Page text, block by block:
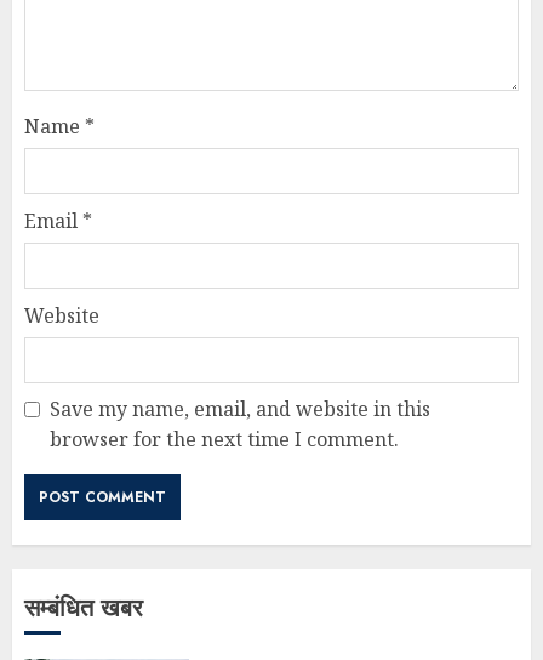
Name *
Email *
Website
Save my name, email, and website in this
browser for the next time I comment.
सम्बंधित खबर